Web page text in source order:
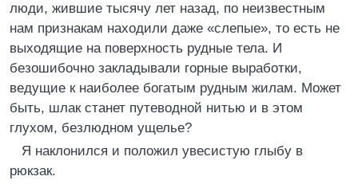
люди, жившие тысячу лет назад, по неизвестным
нам признакам находили даже «слепые», то есть не
выходящие на поверхность рудные тела. И
безошибочно закладывали горные выработки,
ведущие к наиболее богатым рудным жилам. Может
быть, шлак станет путеводной нитью и в этом
глухом, безлюдном ущелье?
Я наклонился и положил увесистую глыбу в
рюкзак.